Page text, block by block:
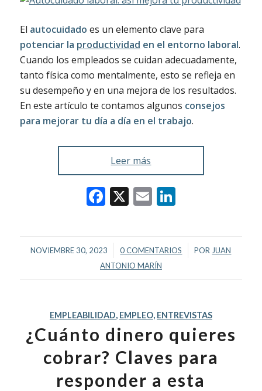
El autocuidado es un elemento clave para
potenciar la productividad en el entorno laboral.
Cuando los empleados se cuidan adecuadamente,
tanto física como mentalmente, esto se refleja en
su desempeño y en una mejora de los resultados.
En este artículo te contamos algunos consejos
para mejorar tu día a día en el trabajo.
Leer más
Facebook
X EmailLinkedIn
NOVIEMBRE 30, 2023
/ 0 COMENTARIOS
/ POR JUAN
ANTONIO MARÍN
EMPLEABILIDAD, EMPLEO, ENTREVISTAS
¿Cuánto dinero quieres
cobrar? Claves para
responder a esta